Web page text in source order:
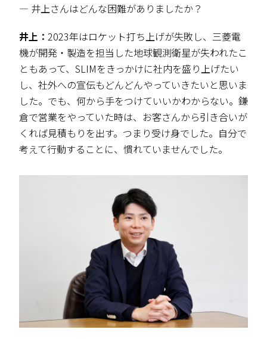
― 井上さんはどんな困難がありましたか？
井上： 2023年はロケット打ち上げが失敗し、三菱電
機が開発・製造を担当した地球観測衛星が失われたこ
ともあって、SLIMをきっかけに社内を盛り上げたい
し、社外への宣伝もどんどんやっていきたいと思いま
した。でも、何から手をつけていいかわからない。鎌
倉で営業をやっていた時は、お客さんから引き合いが
くれば見積もりを出す。つまり受け身でした。自分で
考えて行動することに、慣れていませんでした。